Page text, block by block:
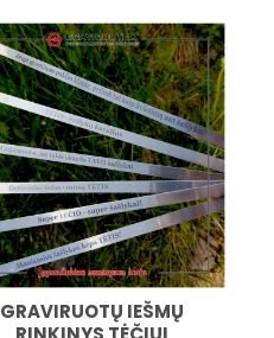
GRAVIRUOTŲ IEŠMŲ